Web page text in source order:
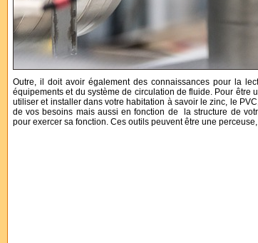
Outre, il doit avoir également des connaissances pour la
équipements et du système de circulation de fluide. Pour être
utiliser et installer dans votre habitation à savoir le zinc, le
de vos besoins mais aussi en fonction de la structure de
pour exercer sa fonction. Ces outils peuvent être une